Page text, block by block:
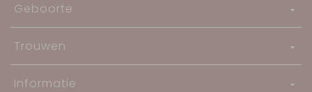
Geboorte
Trouwen
Informatie